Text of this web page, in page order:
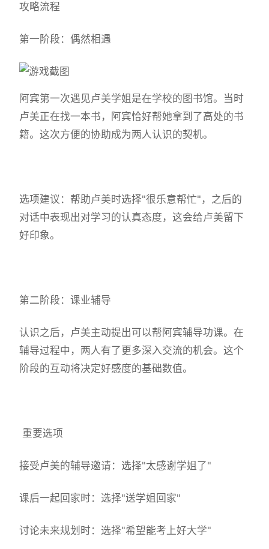
攻略流程
第一阶段：偶然相遇
阿宾第一次遇见卢美学姐是在学校的图书馆。当时
卢美正在找一本书，阿宾恰好帮她拿到了高处的书
籍。这次方便的协助成为两人认识的契机。
选项建议：帮助卢美时选择"很乐意帮忙"，之后的
对话中表现出对学习的认真态度，这会给卢美留下
好印象。
第二阶段：课业辅导
认识之后，卢美主动提出可以帮阿宾辅导功课。在
辅导过程中，两人有了更多深入交流的机会。这个
阶段的互动将决定好感度的基础数值。
重要选项
接受卢美的辅导邀请：选择"太感谢学姐了"
课后一起回家时：选择"送学姐回家"
讨论未来规划时：选择"希望能考上好大学"